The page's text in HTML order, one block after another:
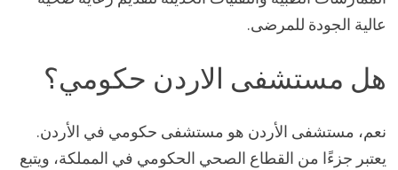
عالية الجودة للمرضى.
هل مستشفى الاردن حكومي؟
نعم، مستشفى الأردن هو مستشفى حكومي في الأردن.
يعتبر جزءًا من القطاع الصحي الحكومي في المملكة، ويتبع